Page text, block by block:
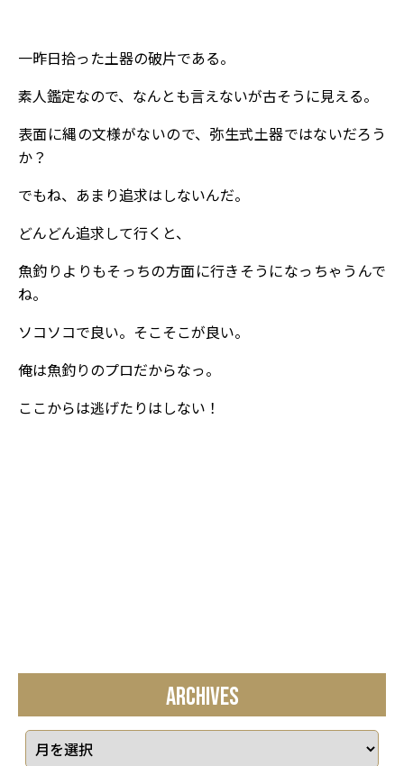
一昨日拾った土器の破片である。
素人鑑定なので、なんとも言えないが古そうに見える。
表面に縄の文様がないので、弥生式土器ではないだろう
か？
でもね、あまり追求はしないんだ。
どんどん追求して行くと、
魚釣りよりもそっちの方面に行きそうになっちゃうんで
ね。
ソコソコで良い。そこそこが良い。
俺は魚釣りのプロだからなっ。
ここからは逃げたりはしない！
ARCHIVES